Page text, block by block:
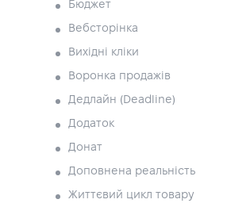
Бюджет
Вебсторінка
Вихідні кліки
Воронка продажів
Дедлайн (Deadline)
Додаток
Донат
Доповнена реальність
Життєвий цикл товару